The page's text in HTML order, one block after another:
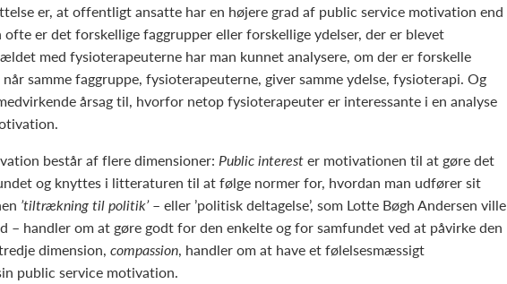
er, at offentligt ansatte har en højere grad af public service motivation end
er det forskellige faggrupper eller forskellige ydelser, der er blevet
med fysioterapeuterne har man kunnet analysere, om der er forskelle
samme faggruppe, fysioterapeuterne, giver samme ydelse, fysioterapi. Og
årsag til, hvorfor netop fysioterapeuter er interessante i en analyse
består af flere dimensioner: Public interester motivationen til at gøre det
og knyttes i litteraturen til at følge normer for, hvordan man udfører sit
’tiltrækning til politik’– eller ’politisk deltagelse’, som Lotte Bøgh Andersen ville
– handler om at gøre godt for den enkelte og for samfundet ved at påvirke den
dimension, compassion, handler om at have et følelsesmæssigt
public service motivation.